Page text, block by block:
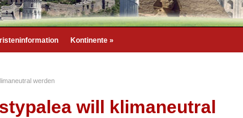
Kontinente »
werden
will klimaneutral